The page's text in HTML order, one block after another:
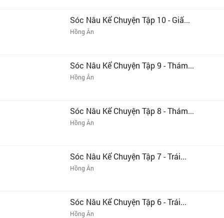
Sóc Nâu Kể Chuyện Tập 10 - Giấ...
Hồng Ân
Sóc Nâu Kể Chuyện Tập 9 - Thám...
Hồng Ân
Sóc Nâu Kể Chuyện Tập 8 - Thám...
Hồng Ân
Sóc Nâu Kể Chuyện Tập 7 - Trái...
Hồng Ân
Sóc Nâu Kể Chuyện Tập 6 - Trái...
Hồng Ân